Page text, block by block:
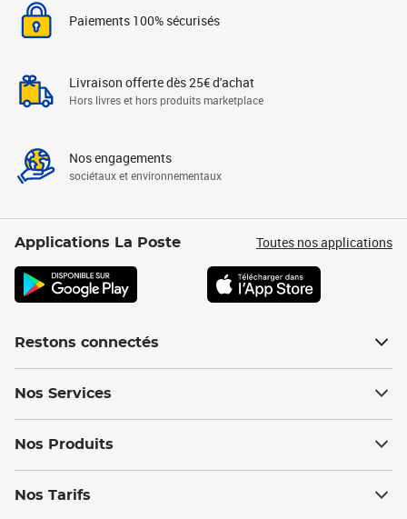
Paiements 100% sécurisés
Livraison offerte dès 25€ d'achat
Hors livres et hors produits marketplace
Nos engagements
sociétaux et environnementaux
Applications La Poste Toutes nos applications
Restons connectés
Nos Services
Nos Produits
Nos Tarifs